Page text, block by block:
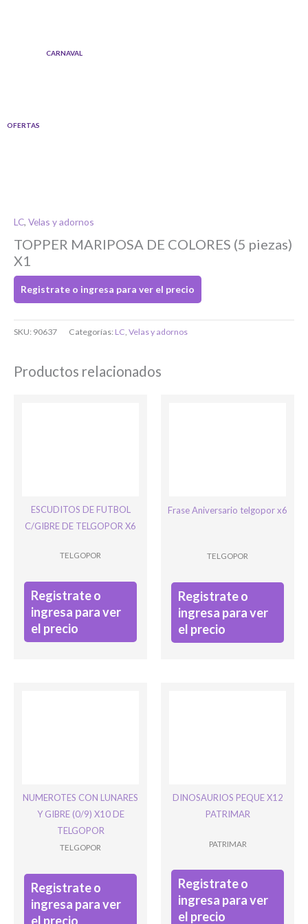
OFERTAS
CARNAVAL
LC, Velas y adornos
TOPPER MARIPOSA DE COLORES (5 piezas)
X1
Registrate o ingresa para ver el precio
SKU: 90637 Categorías: LC Velas y adornos
Productos relacionados
ESCUDITOS DE FUTBOL
C/GIBRE DE TELGOPOR X6
TELGOPOR
Registrate o
ingresa para ver
el precio
Frase Aniversario telgopor x6
TELGOPOR
Registrate o
ingresa para ver
el precio
NUMEROTES CON LUNARES
Y GIBRE (0/9) X10 DE
TELGOPOR
TELGOPOR
Registrate o
ingresa para ver
el precio
DINOSAURIOS PEQUE X12
PATRIMAR
PATRIMAR
Registrate o
ingresa para ver
el precio
Si tenés cuenta...
Toca para ingresar
O completa el Formulario de registro